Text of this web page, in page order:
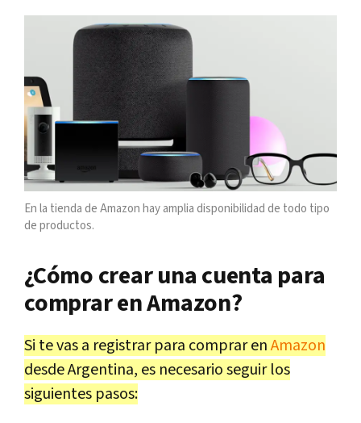
En la tienda de Amazon hay amplia disponibilidad de todo tipo
de productos.
¿Cómo crear una cuenta para
comprar en Amazon?
Si te vas a registrar para comprar enAmazon
desde Argentina, es necesario seguir los
siguientes pasos: